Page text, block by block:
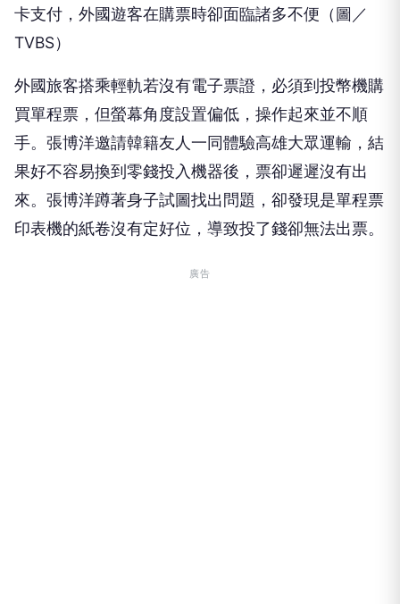
卡支付，外國遊客在購票時卻面臨諸多不便（圖／
TVBS）
外國旅客搭乘輕軌若沒有電子票證，必須到投幣機購
買單程票，但螢幕角度設置偏低，操作起來並不順
手。張博洋邀請韓籍友人一同體驗高雄大眾運輸，結
果好不容易換到零錢投入機器後，票卻遲遲沒有出
來。張博洋蹲著身子試圖找出問題，卻發現是單程票
印表機的紙卷沒有定好位，導致投了錢卻無法出票。
廣告